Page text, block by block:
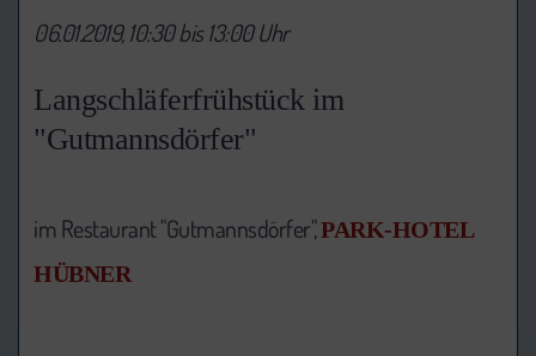
Langschläferfrühstück im
"Gutmannsdörfer"
06.01.2019, 10:30 bis 13:00 Uhr
im Restaurant "Gutmannsdörfer",PARK-HOTEL
HÜBNER